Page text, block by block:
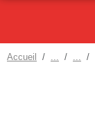
Accueil